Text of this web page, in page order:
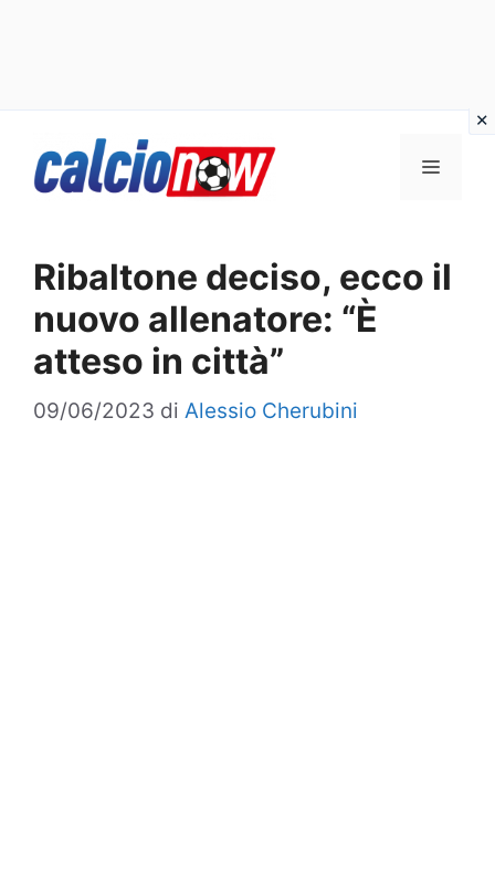
Menu
Ribaltone deciso, ecco il
nuovo allenatore: “È
atteso in città”
09/06/2023 di Alessio Cherubini